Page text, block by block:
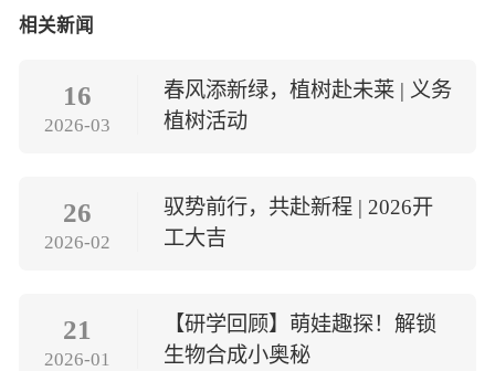
相关新闻
16
2026-03
春风添新绿，植树赴未莱 | 义务
植树活动
26
2026-02
驭势前行，共赴新程 | 2026开
工大吉
21
2026-01
【研学回顾】萌娃趣探！解锁
生物合成小奥秘